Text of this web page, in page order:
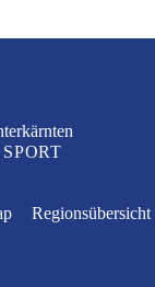
SPORT
Regionsübersicht